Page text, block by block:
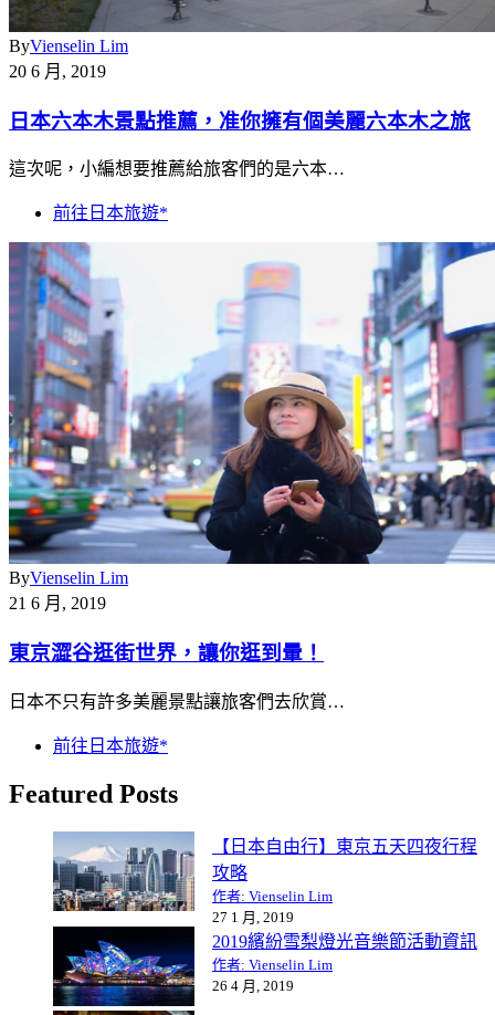
ByVienselin Lim
20 6 月, 2019
日本六本木景點推薦，准你擁有個美麗六本木之旅
這次呢，小編想要推薦給旅客們的是六本…
前往日本旅遊*
ByVienselin Lim
21 6 月, 2019
東京澀谷逛街世界，讓你逛到暈！
日本不只有許多美麗景點讓旅客們去欣賞…
前往日本旅遊*
Featured Posts
【日本自由行】東京五天四夜行程
攻略
作者: Vienselin Lim
27 1 月, 2019
2019繽紛雪梨燈光音樂節活動資訊
作者: Vienselin Lim
26 4 月, 2019